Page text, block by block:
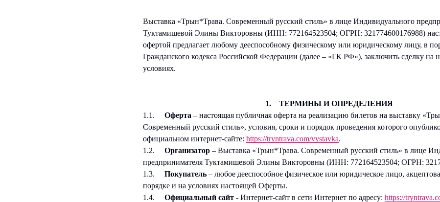
Выставка «Трын*Трава. Современный русский стиль» в лице Индивидуального
Туктамишевой Элины Викторовны (ИНН: 772164523504; ОГРН: 321774600176988)
офертой предлагает любому дееспособному физическому или юридическому лицу, в
Гражданского кодекса Российской Федерации (далее – «ГК РФ»), заключить сделку
условиях.
1. ТЕРМИНЫ И ОПРЕДЕЛЕНИЯ
1.1. Оферта – настоящая публичная оферта на реализацию билетов на выставку
Современный русский стиль», условия, сроки и порядок проведения которого
официальном интернет-сайте: https://tryntrava.com/vystavka.
1.2. Организатор – Выставка «Трын*Трава. Современный русский стиль» в лице
предпринимателя Туктамишевой Элины Викторовны (ИНН: 772164523504; ОГРН:
1.3. Покупатель – любое дееспособное физическое или юридическое лицо,
порядке и на условиях настоящей Оферты.
1.4. Официальный сайт - Интернет-сайт в сети Интернет по адресу: https://